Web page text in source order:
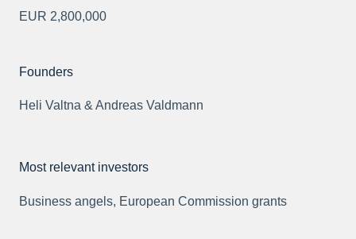
EUR 2,800,000
Founders
Heli Valtna & Andreas Valdmann
Most relevant investors
Business angels, European Commission grants